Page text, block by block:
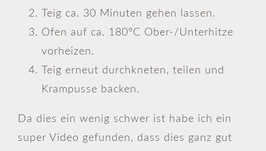
Teig ca. 30 Minuten gehen lassen.
Ofen auf ca. 180°C Ober-/Unterhitze
vorheizen.
Teig erneut durchkneten, teilen und
Krampusse backen.
Da dies ein wenig schwer ist habe ich ein
super Video gefunden, dass dies ganz gut